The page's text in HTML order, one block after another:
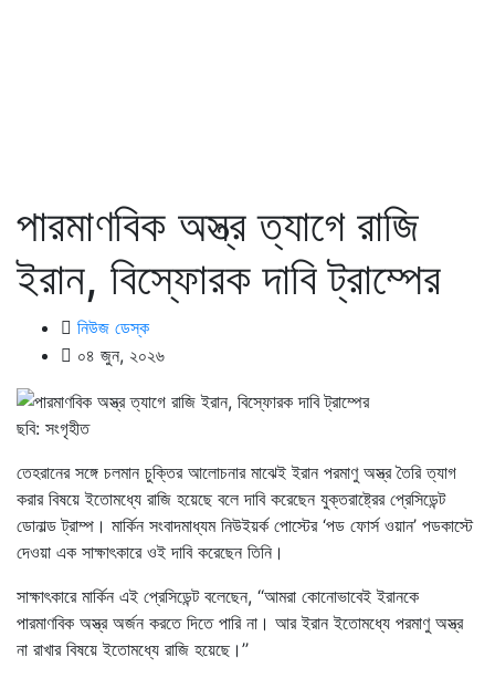
পারমাণবিক অস্ত্র ত্যাগে রাজি
ইরান, বিস্ফোরক দাবি ট্রাম্পের
নিউজ ডেস্ক
০৪ জুন, ২০২৬
ছবি: সংগৃহীত
তেহরানের সঙ্গে চলমান চুক্তির আলোচনার মাঝেই ইরান পরমাণু অস্ত্র তৈরি ত্যাগ
করার বিষয়ে ইতোমধ্যে রাজি হয়েছে বলে দাবি করেছেন যুক্তরাষ্ট্রের প্রেসিডেন্ট
ডোনাল্ড ট্রাম্প। মার্কিন সংবাদমাধ্যম নিউইয়র্ক পোস্টের ‘পড ফোর্স ওয়ান’ পডকাস্টে
দেওয়া এক সাক্ষাৎকারে ওই দাবি করেছেন তিনি।
সাক্ষাৎকারে মার্কিন এই প্রেসিডেন্ট বলেছেন, ‘‘আমরা কোনোভাবেই ইরানকে
পারমাণবিক অস্ত্র অর্জন করতে দিতে পারি না। আর ইরান ইতোমধ্যে পরমাণু অস্ত্র
না রাখার বিষয়ে ইতোমধ্যে রাজি হয়েছে।’’